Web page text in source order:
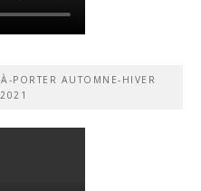
PORTER AUTOMNE-HIVER